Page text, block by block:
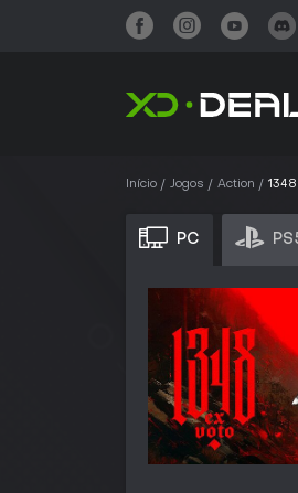
Início Jogos Action
PC